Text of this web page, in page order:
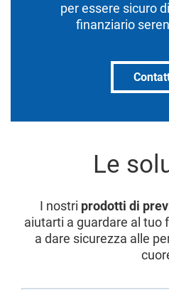
per essere sicuro
finanziario
Le
I nostri prodotti di
aiutarti a guardare al tuo
a dare sicurezza alle